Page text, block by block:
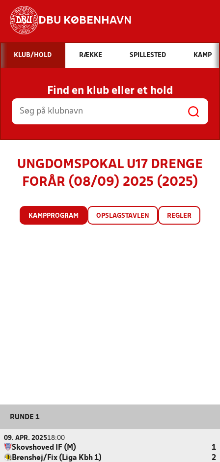
DBU KØBENHAVN
Hvad vil du søge efter?
INDHOLD OG NYHEDER
STILLINGER, RESULTATER, KLUBBER OG
HOLD
KLUB/HOLD RÆKKE SPILLESTED KAMP
Find en klub eller et hold
UNGDOMSPOKAL U17 DRENGE
FORÅR (08/09) 2025 (2025)
KAMPPROGRAM OPSLAGSTAVLEN REGLER
RUNDE 1
09. APR. 202518:00
Skovshoved IF (M)
1
Brønshøj/Fix (Liga Kbh 1)
2